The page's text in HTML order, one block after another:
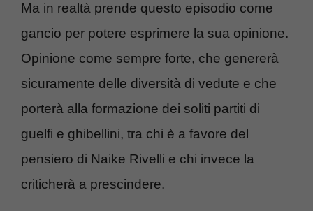
Ma in realtà prende questo episodio come
gancio per potere esprimere la sua opinione.
Opinione come sempre forte, che genererà
sicuramente delle diversità di vedute e che
porterà alla formazione dei soliti partiti di
guelfi e ghibellini, tra chi è a favore del
pensiero di Naike Rivelli e chi invece la
criticherà a prescindere.